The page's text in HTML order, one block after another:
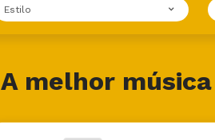
Estilo
A melhor